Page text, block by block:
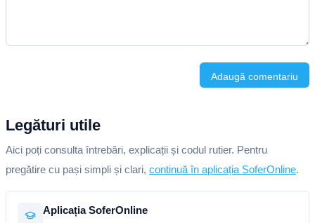
Adaugă comentariu
Legături utile
Aici poți consulta întrebări, explicații și codul rutier. Pentru
pregătire cu pași simpli și clari, continuă în aplicația SoferOnline.
Aplicația SoferOnline